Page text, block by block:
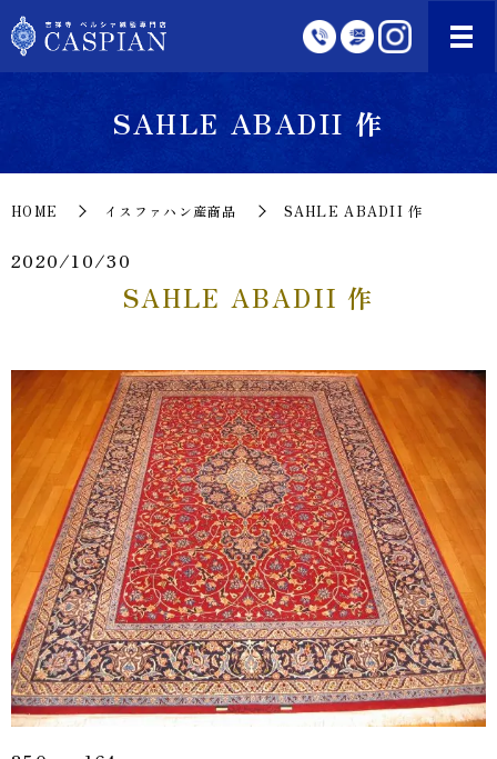
SAHLE ABADII 作
HOME イスファハン産商品 SAHLE ABADII 作
2020/10/30
SAHLE ABADII 作